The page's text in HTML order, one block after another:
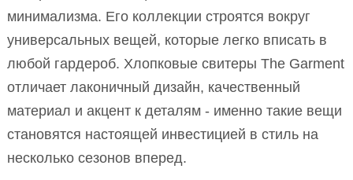
минимализма. Его коллекции строятся вокруг
универсальных вещей, которые легко вписать в
любой гардероб. Хлопковые свитеры The Garment
отличает лаконичный дизайн, качественный
материал и акцент к деталям - именно такие вещи
становятся настоящей инвестицией в стиль на
несколько сезонов вперед.